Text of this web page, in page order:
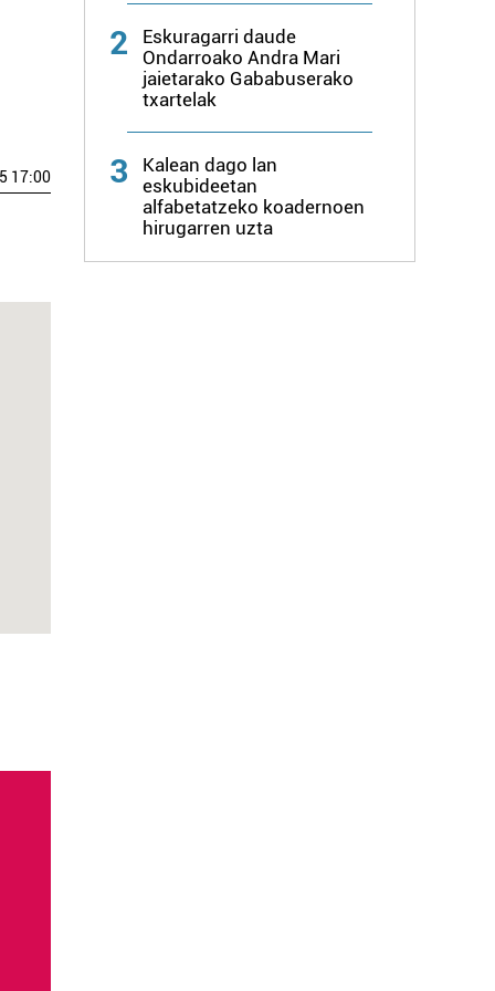
17:00
2
Eskuragarri daude
Ondarroako Andra Mari
jaietarako Gababuserako
txartelak
3
Kalean dago lan
eskubideetan
alfabetatzeko koadernoen
hirugarren uzta